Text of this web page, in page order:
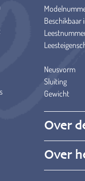
Beschikbaar
Neusvorm
Sluiting
Gewicht
Over
Over